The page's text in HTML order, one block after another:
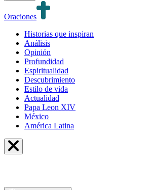
Oraciones
Historias que inspiran
Análisis
Opinión
Profundidad
Espiritualidad
Descubrimiento
Estilo de vida
Actualidad
Papa Leon XIV
México
América Latina